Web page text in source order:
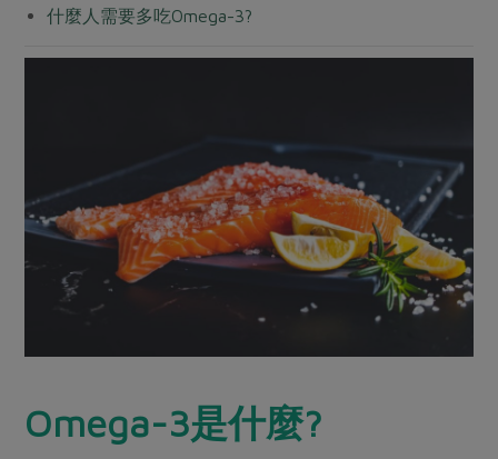
樂齡友善
養身食補
節慶大餐
典藏閱覽室
媒體報導
社務會議 地區活動
活動報下載
什麼人需要多吃Omega-3?
Omega-3是什麼?